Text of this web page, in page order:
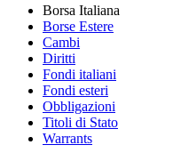
Borsa Italiana
Borse Estere
Cambi
Diritti
Fondi italiani
Fondi esteri
Obbligazioni
Titoli di Stato
Warrants